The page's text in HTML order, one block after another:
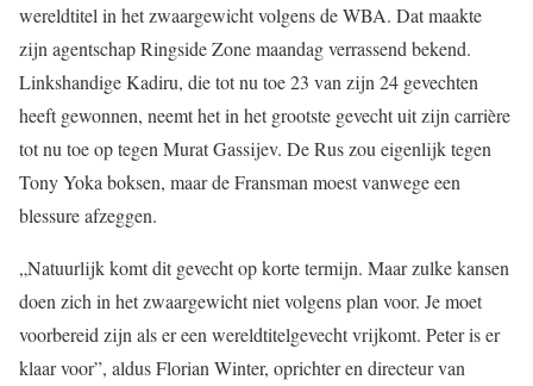
wereldtitel in het zwaargewicht volgens de WBA. Dat maakte
zijn agentschap Ringside Zone maandag verrassend bekend.
Linkshandige Kadiru, die tot nu toe 23 van zijn 24 gevechten
heeft gewonnen, neemt het in het grootste gevecht uit zijn carrière
tot nu toe op tegen Murat Gassijev. De Rus zou eigenlijk tegen
Tony Yoka boksen, maar de Fransman moest vanwege een
blessure afzeggen.
„Natuurlijk komt dit gevecht op korte termijn. Maar zulke kansen
doen zich in het zwaargewicht niet volgens plan voor. Je moet
voorbereid zijn als er een wereldtitelgevecht vrijkomt. Peter is er
klaar voor”, aldus Florian Winter, oprichter en directeur van